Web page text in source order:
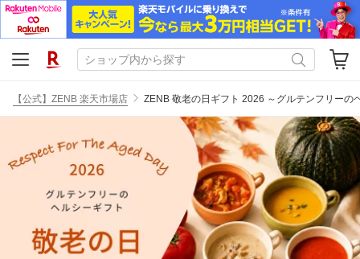
【公式】ZENB 楽天市場店 ZENB 敬老の日ギフト 2026 ～グルテンフリーの